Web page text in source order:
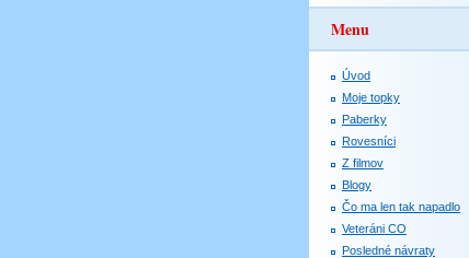
Menu
Úvod
Moje topky
Paberky
Rovesníci
Z filmov
Blogy
Čo ma len tak napadlo
Veteráni CO
Posledné návraty